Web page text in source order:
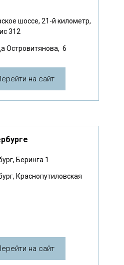
шоссе, 21-й километр,
312
Островитянова, 6
на сайт
Беринга 1
Краснопутиловская
на сайт